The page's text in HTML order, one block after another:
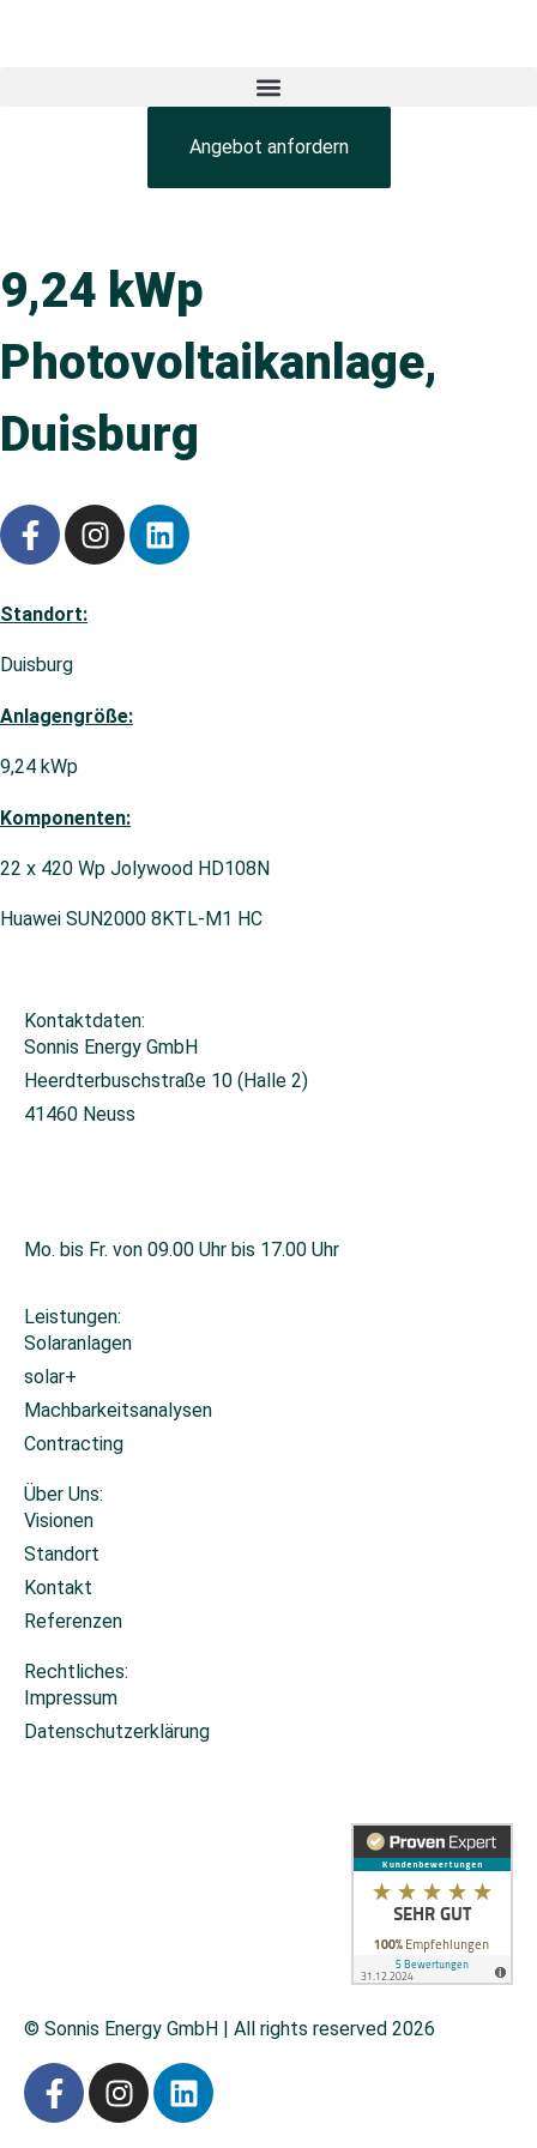
Angebot anfordern
9,24 kWp
Photovoltaikanlage,
Duisburg
Standort:
Duisburg
Anlagengröße:
9,24 kWp
Komponenten:
22 x 420 Wp Jolywood HD108N
Huawei SUN2000 8KTL-M1 HC
Kontaktdaten:
Sonnis Energy GmbH
Heerdterbuschstraße 10 (Halle 2)
41460 Neuss
Mo. bis Fr. von 09.00 Uhr bis 17.00 Uhr
Leistungen:
Solaranlagen
solar+
Machbarkeitsanalysen
Contracting
Über Uns:
Visionen
Standort
Kontakt
Referenzen
Rechtliches:
Impressum
Datenschutzerklärung
© Sonnis Energy GmbH | All rights reserved 2026